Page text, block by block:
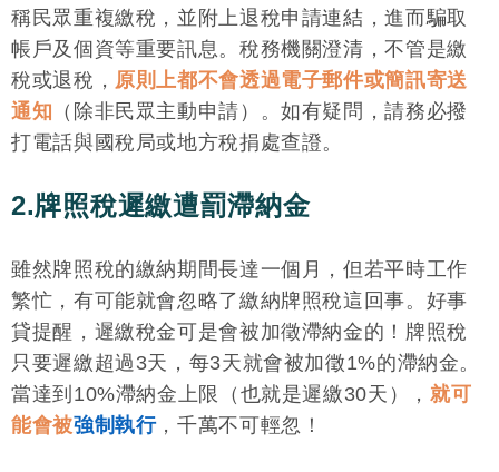
稱民眾重複繳稅，並附上退稅申請連結，進而騙取
帳戶及個資等重要訊息。稅務機關澄清，不管是繳
稅或退稅， 原則上都不會透過電子郵件或簡訊寄送
通知 （除非民眾主動申請）。如有疑問，請務必撥
打電話與國稅局或地方稅捐處查證。
2.牌照稅遲繳遭罰滯納金
雖然牌照稅的繳納期間長達一個月，但若平時工作
繁忙，有可能就會忽略了繳納牌照稅這回事。好事
貸提醒，遲繳稅金可是會被加徵滯納金的！牌照稅
只要遲繳超過3天，每3天就會被加徵1%的滯納金。
當達到10%滯納金上限（也就是遲繳30天）， 就可
能會被強制執行，千萬不可輕忽！